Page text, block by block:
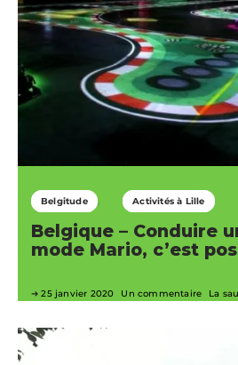
Belgitude Activités à Lille
Belgique – Conduire
mode Mario, c’est
25 janvier 2020 Un commentaire La